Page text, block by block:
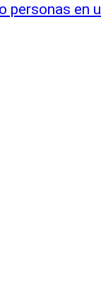
personas en